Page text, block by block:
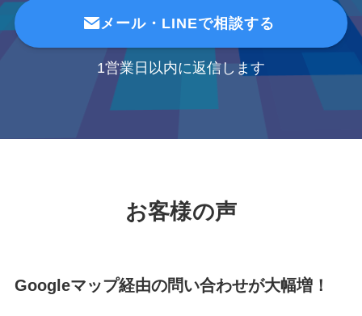
メール・LINEで相談する
1営業日以内に返信します
お客様の声
Googleマップ経由の問い合わせが大幅増！